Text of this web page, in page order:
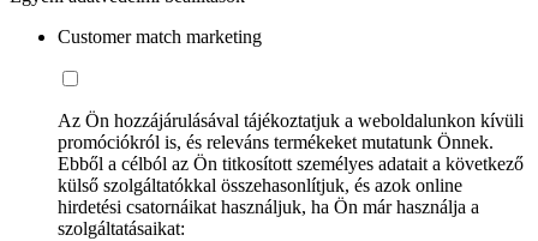
Customer match marketing
Az Ön hozzájárulásával tájékoztatjuk a weboldalunkon kívüli
promóciókról is, és releváns termékeket mutatunk Önnek.
Ebből a célból az Ön titkosított személyes adatait a következő
külső szolgáltatókkal összehasonlítjuk, és azok online
hirdetési csatornáikat használjuk, ha Ön már használja a
szolgáltatásaikat: